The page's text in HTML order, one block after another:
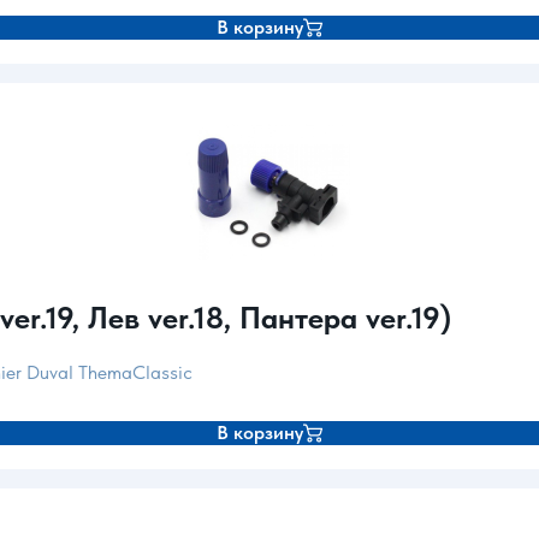
В корзину
Лев ver.18, Пантера ver.19)
Duval ThemaClassic
В корзину